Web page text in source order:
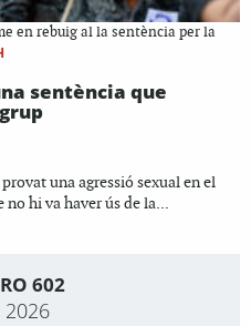
en rebuig al la sentència per la
sentència que
una agressió sexual en el
no hi va haver ús de la...
602
2026